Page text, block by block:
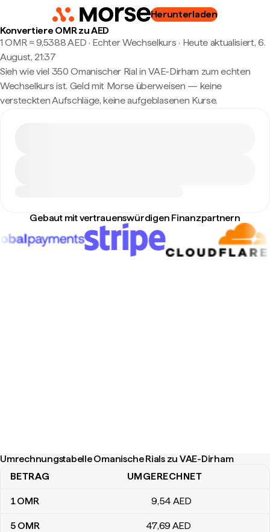
Herunterladen
Konvertiere OMR zu AED
1 OMR ≈ 9,5388 AED · Echter Wechselkurs · Heute aktualisiert, 6.
August, 21:37
Sieh wie viel 350 Omanischer Rial in VAE-Dirham zum echten
Wechselkurs ist. Geld mit Morse überweisen — keine
versteckten Aufschläge, keine aufgeblasenen Kurse.
Gebaut mit vertrauenswürdigen Finanzpartnern
Umrechnungstabelle Omanische Rials zu VAE-Dirham
Umrechnungstabelle Omanische Rials zu VAE-Dirham
BETRAG UMGERECHNET
1OMR 9,54 AED
5 OMR 47,69 AED